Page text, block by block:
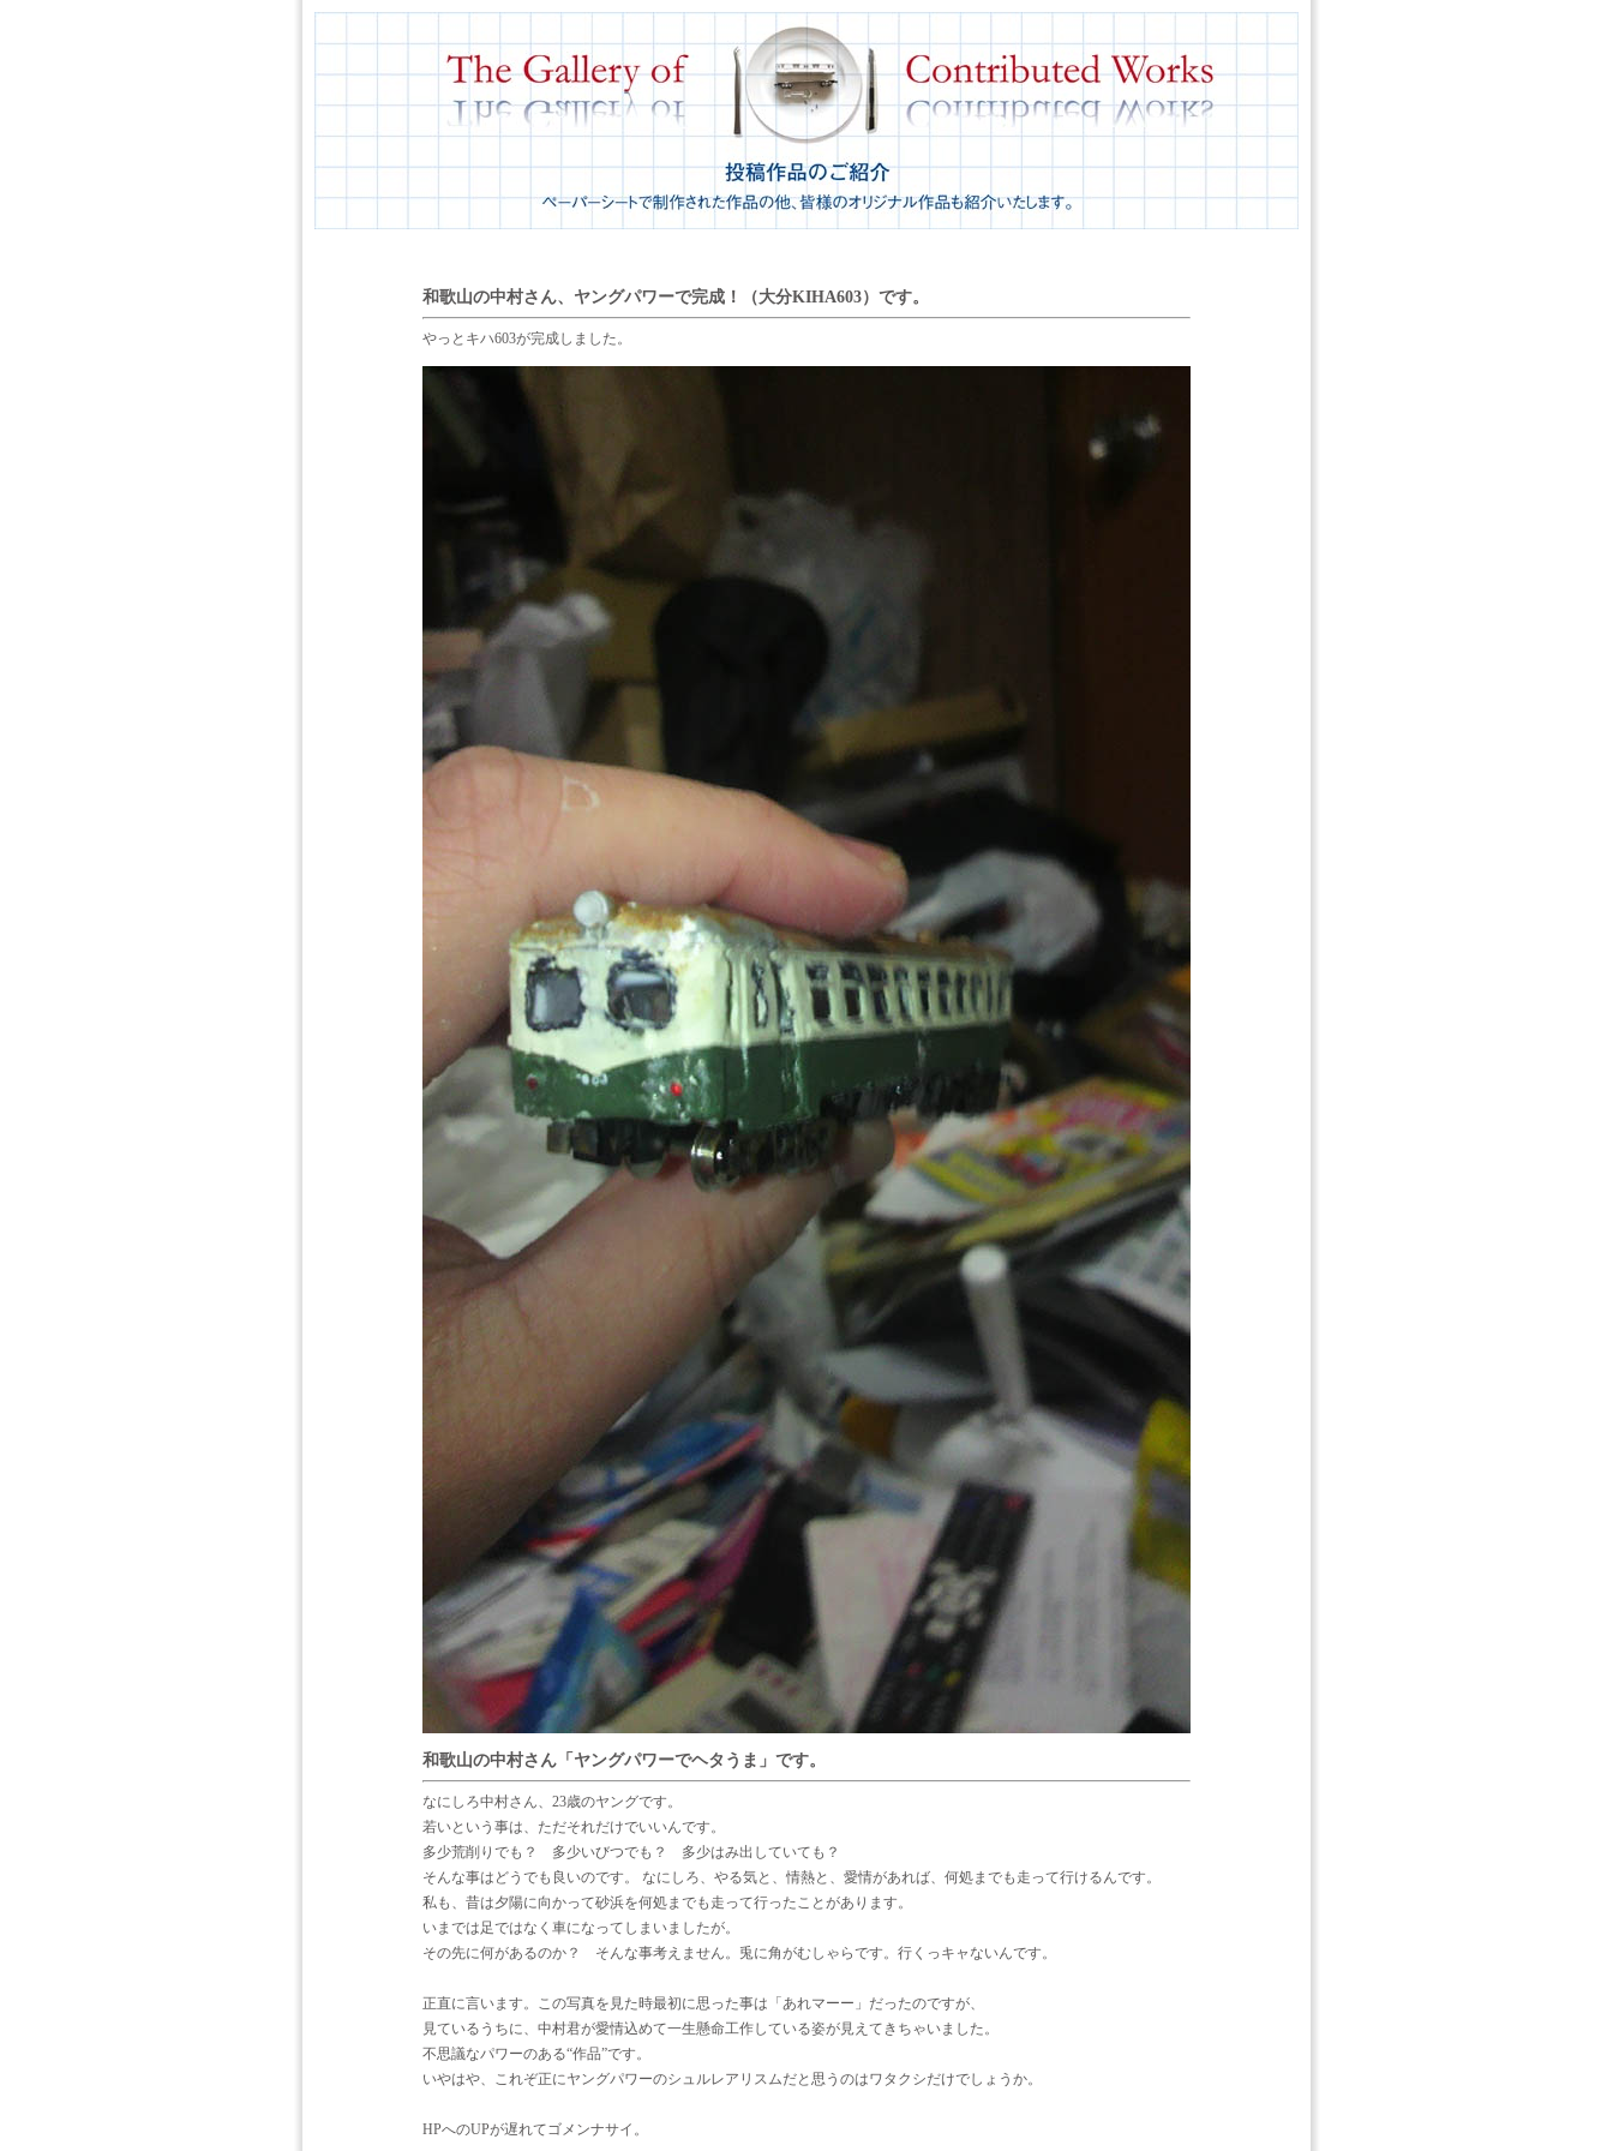
和歌山の中村さん、ヤングパワーで完成！（大分KIHA603）です。
やっとキハ603が完成しました。
和歌山の中村さん「ヤングパワーでヘタうま」です。
なにしろ中村さん、23歳のヤングです。
若いという事は、ただそれだけでいいんです。
多少荒削りでも？ 多少いびつでも？ 多少はみ出していても？
そんな事はどうでも良いのです。 なにしろ、やる気と、情熱と、愛情があれば、何処までも走って行けるんです。
私も、昔は夕陽に向かって砂浜を何処までも走って行ったことがあります。
いまでは足ではなく車になってしまいましたが。
その先に何があるのか？ そんな事考えません。兎に角がむしゃらです。行くっキャないんです。
正直に言います。この写真を見た時最初に思った事は「あれマーー」だったのですが、
見ているうちに、中村君が愛情込めて一生懸命工作している姿が見えてきちゃいました。
不思議なパワーのある“作品”です。
いやはや、これぞ正にヤングパワーのシュルレアリスムだと思うのはワタクシだけでしょうか。
HPへのUPが遅れてゴメンナサイ。